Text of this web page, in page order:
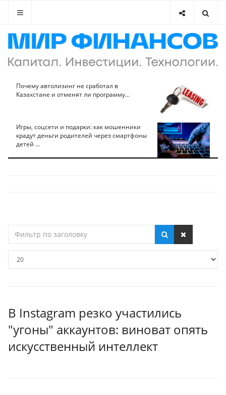
Почему автолизинг не сработал в
Казахстане и отменят ли программу...
Игры, соцсети и подарки: как мошенники
крадут деньги родителей через смартфоны
детей ...
по
В Instagram резко участились
"угоны" аккаунтов: виноват опять
искусственный интеллект